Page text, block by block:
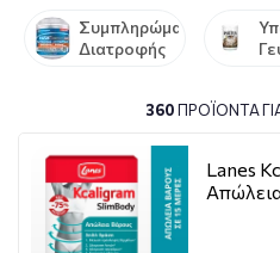
Συμπληρώματα
Διατροφής
360ΠΡΟΪΌΝΤΑ
Lanes